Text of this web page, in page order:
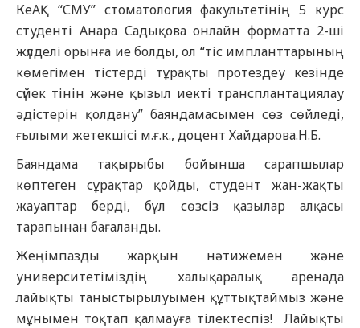
КеАҚ “СМУ” стоматология факультетінің 5 курс
студенті Анара Садықова онлайн форматта 2-ші
жүлделі орынға ие болды, ол “тіс импланттарының
көмегімен тістерді тұрақты протездеу кезінде
сүйек тінін және қызыл иекті трансплантациялау
әдістерін қолдану” баяндамасымен сөз сөйледі,
ғылыми жетекшісі м.ғ.к., доцент Хайдарова.Н.Б.
Баяндама тақырыбы бойынша сарапшылар
көптеген сұрақтар қойды, студент жан-жақты
жауаптар берді, бұл сөзсіз қазылар алқасы
тарапынан бағаланды.
Жеңімпазды жарқын нәтижемен және
университетіміздің халықаралық аренада
лайықты таныстырылуымен құттықтаймыз және
мұнымен тоқтап қалмауға тілектеспіз! Лайықты